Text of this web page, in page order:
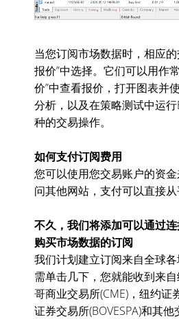
当您订阅市场数据时，相应
报价”中选择。它们可以用作
价”中查看报价，打开图表并
分析，以及在策略测试中运
种的交易操作。
如何支付订阅费用
您可以使用您交易账户的资
问其他网站，支付可以直接从
不久，我们将添加可以通过
购买市场数据的订阅
我们计划建立订阅来自全球
需单击几下，您就能收到来
哥商业交易所(CME)，纽约证
证券交易所(BOVESPA)和其